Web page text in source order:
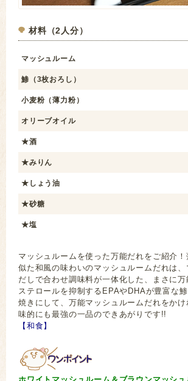
材料（2人分）
マッシュルーム
鯵（3枚おろし）
小麦粉（薄力粉）
オリーブオイル
★酒
★みりん
★しょう油
★砂糖
★塩
マッシュルームを使った万能だれをご紹介
似た和風の味わいのマッシュルームだれは
だしで合わせ調味料が一体化した、まさに
ステロールを抑制するEPAやDHAが豊富な
焼きにして、万能マッシュルームだれをか
味的にも最強の一品のできあがりです!!
【和食】